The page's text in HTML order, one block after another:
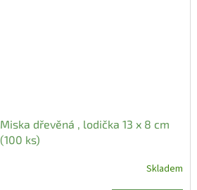
Miska dřevěná , lodička 13 x 8 cm
(100 ks)
Skladem